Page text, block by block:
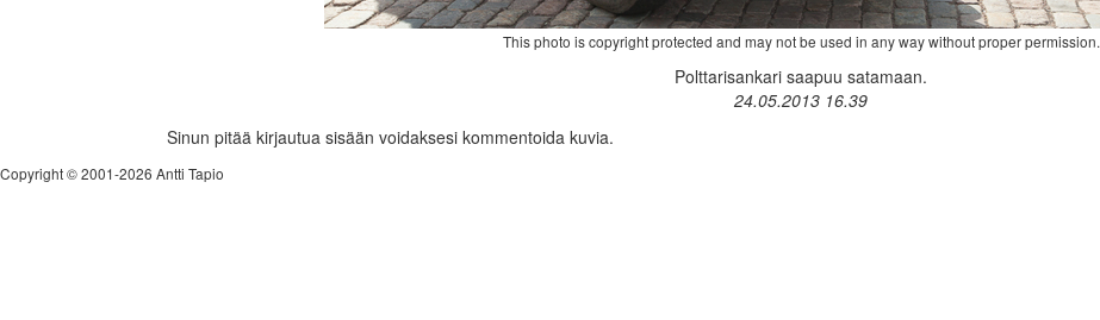
This photo is copyright protected and may not be used in any way without proper permission.
Polttarisankari saapuu satamaan.
24.05.2013 16.39
Sinun pitää kirjautua sisään voidaksesi kommentoida kuvia.
Copyright © 2001-2026 Antti Tapio